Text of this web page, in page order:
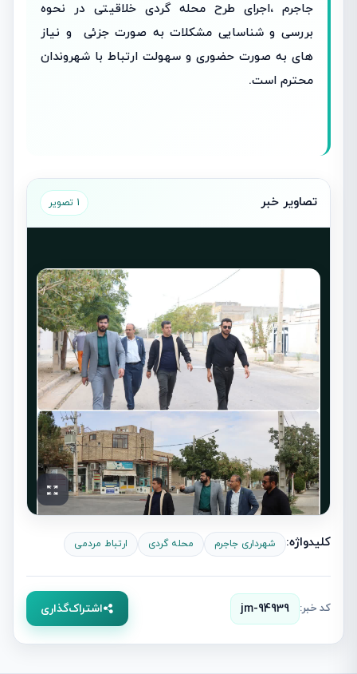
جاجرم ،اجرای طرح محله گردی خلاقیتی در نحوه
بررسی و شناسایی مشکلات به صورت جزئی و نیاز
های به صورت حضوری و سهولت ارتباط با شهروندان
محترم است.
تصاویر خبر 1 تصویر
کلیدواژه: شهرداری جاجرم محله گردی ارتباط مردمی
کد خبر: jm-94939 اشتراک‌گذاری